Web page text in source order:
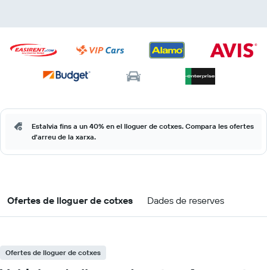
Estalvia fins a un 40% en el lloguer de cotxes. Compara les ofertes
d'arreu de la xarxa.
Ofertes de lloguer de cotxes Dades de reserves
Ofertes de lloguer de cotxes